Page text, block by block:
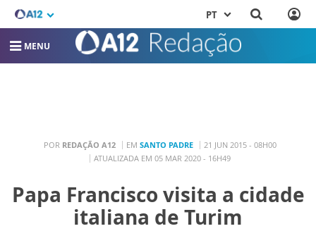
PT
MENU
POR REDAÇÃO A12 EM SANTO PADRE
21 JUN 2015 - 08H00
ATUALIZADA EM 05 MAR 2020 - 16H49
Papa Francisco visita a cidade
italiana de Turim